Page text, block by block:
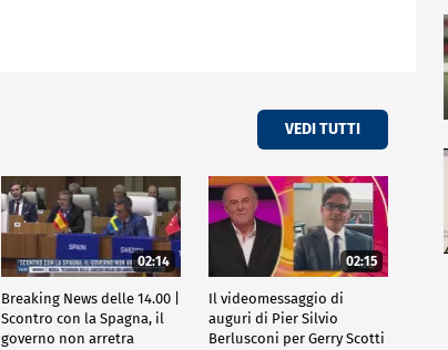
VEDI TUTTI
02:14
Breaking News delle 14.00 |
Scontro con la Spagna, il
governo non arretra
02:15
Il videomessaggio di
auguri di Pier Silvio
Berlusconi per Gerry Scotti